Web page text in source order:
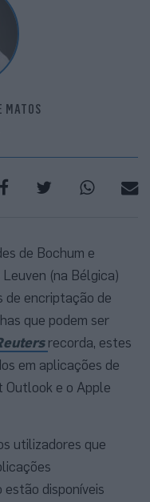
MATOS
de Bochum e
(na Bélgica)
de encriptação de
que podem ser
recorda, estes
em aplicações de
Outlook e o Apple
utilizadores que
estão disponíveis